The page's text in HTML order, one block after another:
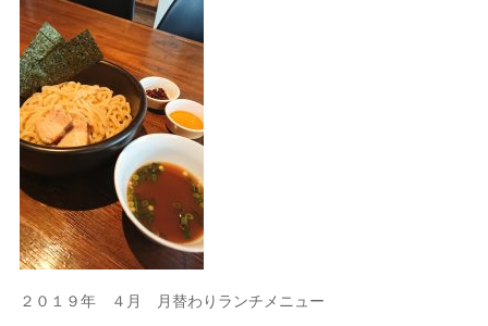
２０１９年 ４月 月替わりランチメニュー